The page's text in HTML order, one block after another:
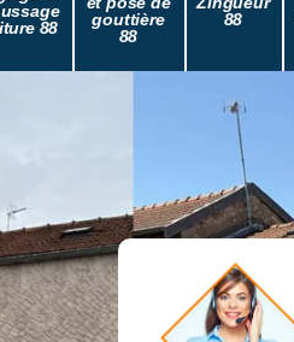
88
gouttière
88
88